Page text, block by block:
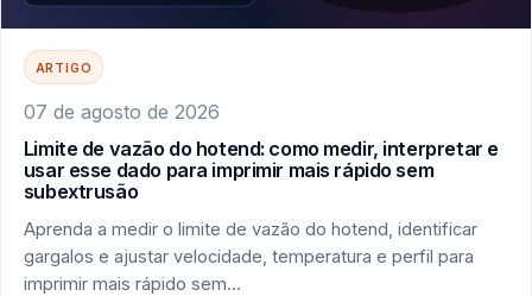
ARTIGO
07 de agosto de 2026
Limite de vazão do hotend: como medir, interpretar e
usar esse dado para imprimir mais rápido sem
subextrusão
Aprenda a medir o limite de vazão do hotend, identificar
gargalos e ajustar velocidade, temperatura e perfil para
imprimir mais rápido sem…